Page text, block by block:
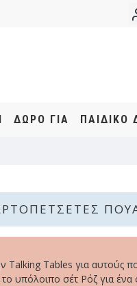
ΔΩΡΟ ΓΙΑ ΠΑΙΔΙΚΟ
Talking Tables για αυτούς
υπόλοιπο σέτ Ρόζ για